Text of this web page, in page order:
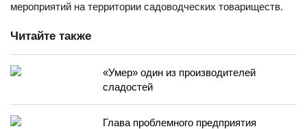
мероприятий на территории садоводческих товариществ.
Читайте также
«Умер» один из производителей
сладостей
Глава проблемного предприятия